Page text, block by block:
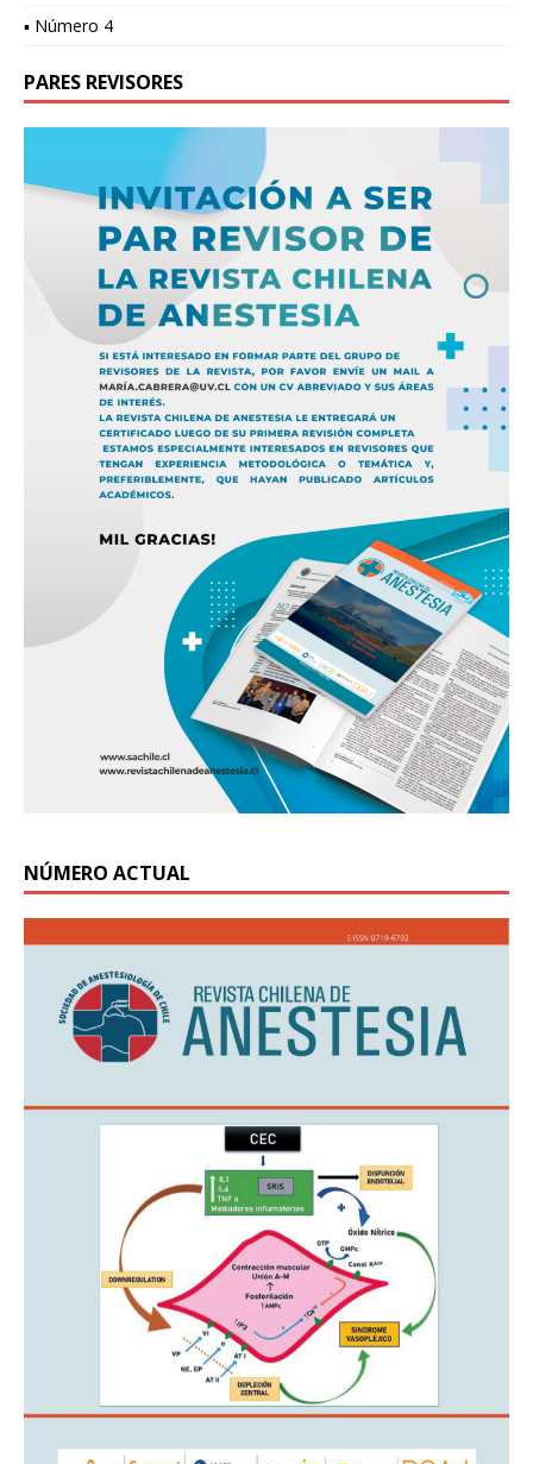
▪ Número 4
PARES REVISORES
NÚMERO ACTUAL